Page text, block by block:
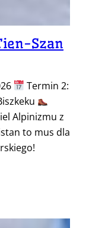
Szan
Termin 2:
Alpinizmu z
to mus dla